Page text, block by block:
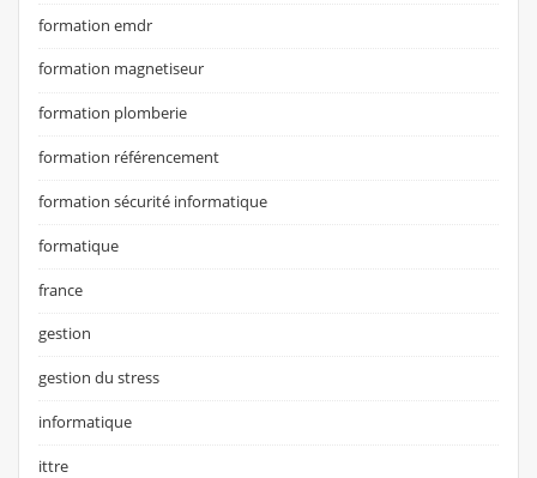
formation emdr
formation magnetiseur
formation plomberie
formation référencement
formation sécurité informatique
formatique
france
gestion
gestion du stress
informatique
ittre